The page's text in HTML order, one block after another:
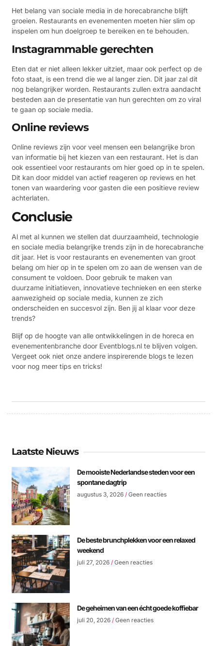
Het belang van sociale media in de horecabranche blijft
groeien. Restaurants en evenementen moeten hier slim op
inspelen om hun doelgroep te bereiken en te behouden.
Instagrammable gerechten
Eten dat er niet alleen lekker uitziet, maar ook perfect op de
foto staat, is een trend die we al langer zien. Dit jaar zal dit
nog belangrijker worden. Restaurants zullen extra aandacht
besteden aan de presentatie van hun gerechten om zo viral
te gaan op sociale media.
Online reviews
Online reviews zijn voor veel mensen een belangrijke bron
van informatie bij het kiezen van een restaurant. Het is dan
ook essentieel voor restaurants om hier goed op in te spelen.
Dit kan door middel van actief reageren op reviews en het
tonen van waardering voor gasten die een positieve review
achterlaten.
Conclusie
Al met al kunnen we stellen dat duurzaamheid, technologie
en sociale media belangrijke trends zijn in de horecabranche
dit jaar. Het is voor restaurants en evenementen van groot
belang om hier op in te spelen om zo aan de wensen van de
consument te voldoen. Door gebruik te maken van
duurzame initiatieven, innovatieve technieken en een sterke
aanwezigheid op sociale media, kunnen ze zich
onderscheiden en succesvol zijn. Ben jij al klaar voor deze
trends?
Blijf op de hoogte van alle ontwikkelingen in de horeca en
evenementenbranche door Eventblogs.nl te blijven volgen.
Vergeet ook niet onze andere inspirerende blogs te lezen
voor nog meer tips en tricks!
Laatste Nieuws
De mooiste Nederlandse steden voor een
spontane dagtrip
augustus 3, 2026 Geen reacties
De beste brunchplekken voor een relaxed
weekend
juli 27, 2026 Geen reacties
De geheimen van een écht goede koffiebar
juli 20, 2026 Geen reacties